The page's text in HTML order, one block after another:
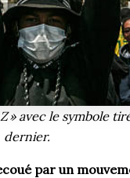
avec le symbole
dernier.
par un